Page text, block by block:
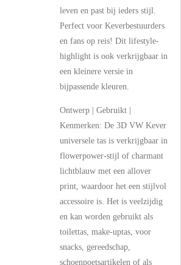
leven en past bij ieders stijl.
Perfect voor Keverbestuurders
en fans op reis! Dit lifestyle-
highlight is ook verkrijgbaar in
een kleinere versie in
bijpassende kleuren.
Ontwerp | Gebruikt |
Kenmerken: De 3D VW Kever
universele tas is verkrijgbaar in
flowerpower-stijl of charmant
lichtblauw met een allover
print, waardoor het een stijlvol
accessoire is. Het is veelzijdig
en kan worden gebruikt als
toilettas, make-uptas, voor
snacks, gereedschap,
schoenpoetsartikelen of als